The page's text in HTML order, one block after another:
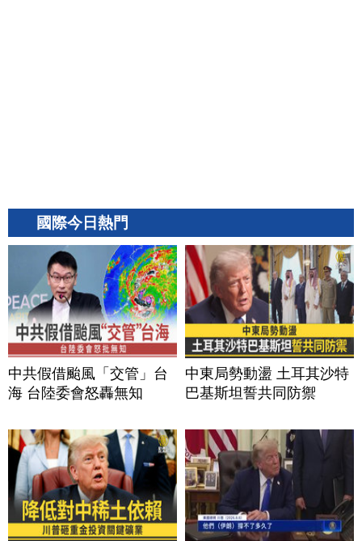
國際今日熱門
中共假借颱風「交管」台
海 台陸委會怒轟無知
中東局勢動盪 土耳其沙特
巴基斯坦誓共同防禦